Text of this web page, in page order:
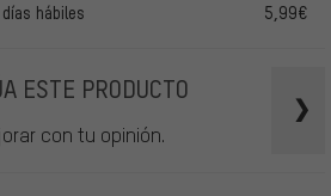
hábiles 5,99€
ESTE PRODUCTO
con tu opinión.